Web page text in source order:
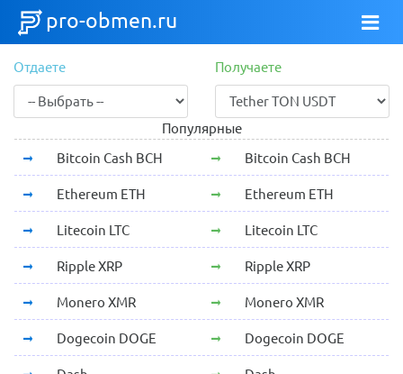
pro-obmen.ru
Отдаете Получаете
Популярные
Bitcoin Cash BCH
Bitcoin Cash BCH
Ethereum ETH Ethereum ETH
Litecoin LTC Litecoin LTC
Ripple XRP Ripple XRP
Monero XMR Monero XMR
Dogecoin DOGE Dogecoin DOGE